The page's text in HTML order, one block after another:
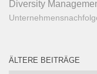
Diversity
ÄLTERE BEITRÄGE